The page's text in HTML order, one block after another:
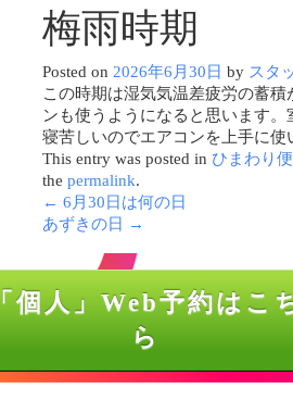
梅雨時期
Posted on 2026年6月30日 by スタ
この時期は湿気気温差疲労の蓄
ンも使うようになると思います
寝苦しいのでエアコンを上手に使
This entry was posted in ひまわり
the permalink.
← 6月30日は何の日
あずきの日
→
「個人」Web予約はこ
ら